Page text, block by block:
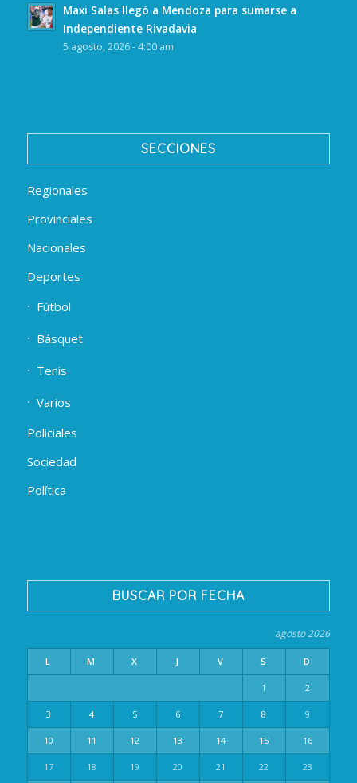
Maxi Salas llegó a Mendoza para sumarse a
Independiente Rivadavia
5 agosto, 2026 - 4:00 am
SECCIONES
Regionales
Provinciales
Nacionales
Deportes
Fútbol
Básquet
Tenis
Varios
Policiales
Sociedad
Política
BUSCAR POR FECHA
agosto 2026
L M X J V S D
1 2
3 4 5 6 7 8 9
10 11 12 13 14 15 16
17 18 19 20 21 22 23